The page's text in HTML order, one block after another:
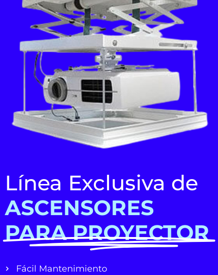
Línea Exclusiva de
ASCENSORES
PARA PROYECTOR
Fácil Mantenimiento